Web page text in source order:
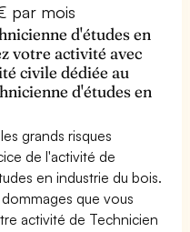
par mois
d'études en
votre activité avec
civile dédiée au
d'études en
grands risques
de l'activité de
en industrie du bois.
que vous
activité de Technicien